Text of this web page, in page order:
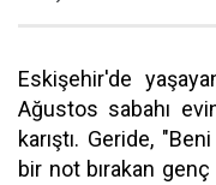
Eskişehir'de
Ağustos sabahı
karıştı. Geride,
bir not bırakan